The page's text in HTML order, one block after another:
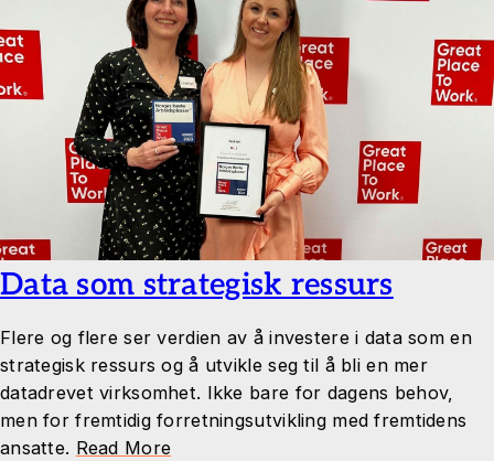
Data som strategisk ressurs
Flere og flere ser verdien av å investere i data som en
strategisk ressurs og å utvikle seg til å bli en mer
datadrevet virksomhet. Ikke bare for dagens behov,
men for fremtidig forretningsutvikling med fremtidens
ansatte. Read More